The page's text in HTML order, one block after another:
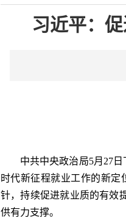
习近平：
中共中央政治局5月27
时代新征程就业工作的新
针，持续促进就业质的有效
供有力支撑。